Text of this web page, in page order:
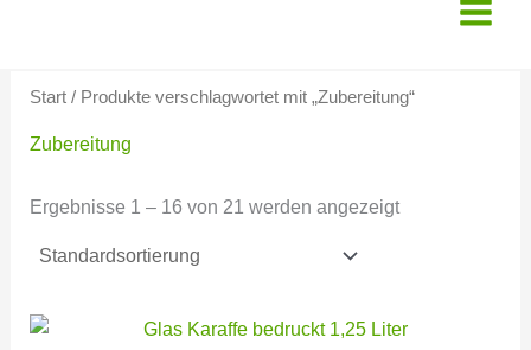
Start/ Produkte verschlagwortet mit „Zubereitung“
Zubereitung
Ergebnisse 1 – 16 von 21 werden angezeigt